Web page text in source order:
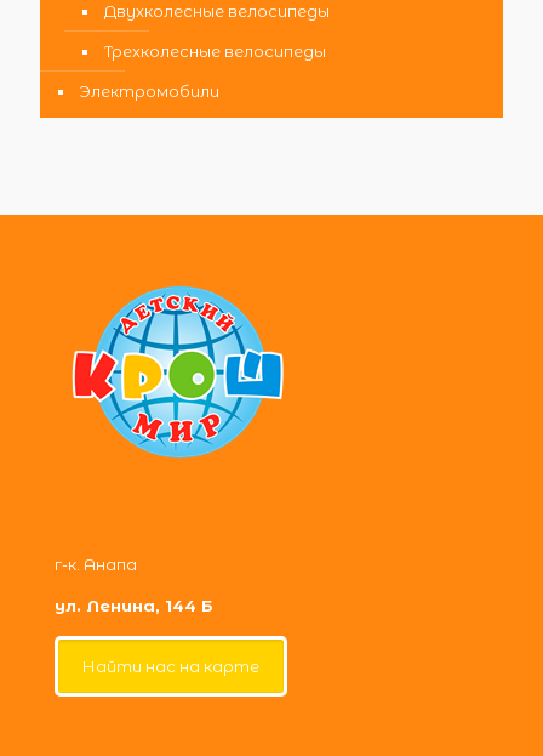
Двухколесные велосипеды
Трехколесные велосипеды
Электромобили
г-к. Анапа
ул. Ленина, 144 Б
Найти нас на карте